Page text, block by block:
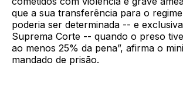
que a sua transferência para o
poderia ser determinada -- e
Suprema Corte -- quando o preso
ao menos 25% da pena”, afirma o
mandado de prisão.